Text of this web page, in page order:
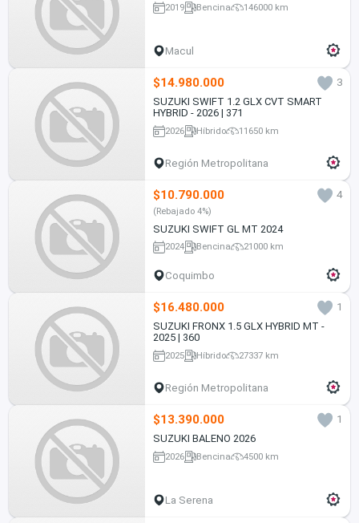
2019 Bencina 146000 km
Macul
$14.980.000
3
SUZUKI SWIFT 1.2 GLX CVT SMART
HYBRID - 2026 | 371
2026 Híbrido 11650 km
Región Metropolitana
$10.790.000 4
(Rebajado 4%)
SUZUKI SWIFT GL MT 2024
2024 Bencina 21000 km
Coquimbo
$16.480.000
1
SUZUKI FRONX 1.5 GLX HYBRID MT -
2025 | 360
2025 Híbrido 27337 km
Región Metropolitana
$13.390.000
1
SUZUKI BALENO 2026
2026 Bencina 4500 km
La Serena